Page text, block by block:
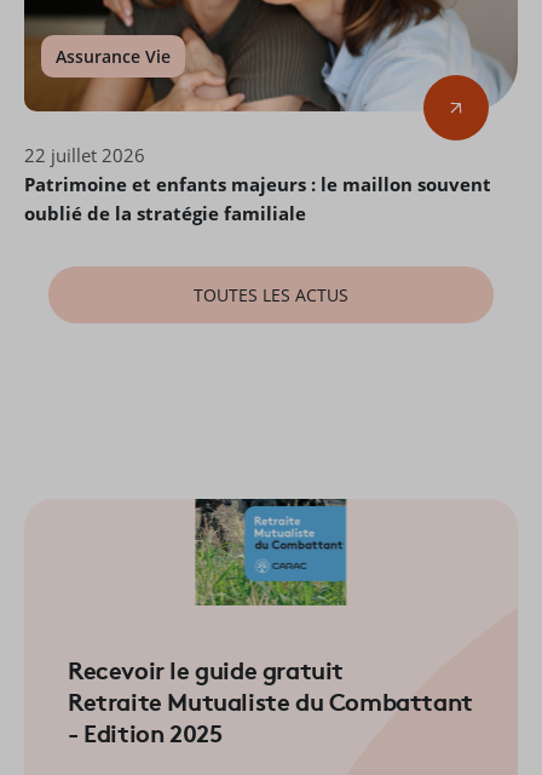
Assurance Vie
22 juillet 2026
Patrimoine et enfants majeurs : le maillon souvent
oublié de la stratégie familiale
TOUTES LES ACTUS
Recevoir le guide gratuit
Retraite Mutualiste du Combattant
- Edition 2025